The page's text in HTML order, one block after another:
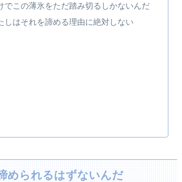
この薄氷をただ踏み切るしかないんだ
はそれを諦める理由に絶対しない
められるはずないんだ